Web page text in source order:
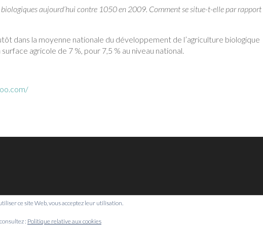
aujourd’hui contre 1050 en 2009. Comment se situe-t-elle par
dans la moyenne nationale du développement de l’agriculture biologique
agricole de 7 %, pour 7,5 % au niveau national.
ce site Web, vous acceptez leur utilisation.
: Politique relative aux cookies